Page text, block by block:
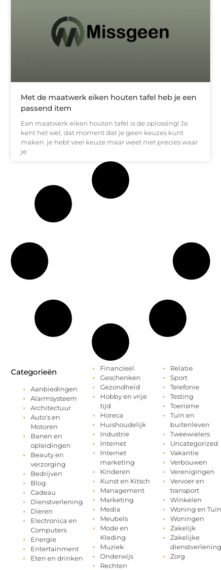
Met de maatwerk eiken houten tafel heb je een
passend item
Een maatwerk eiken houten tafel is de oplossing! Je
kent het wel, dat moment dat je geen keuzes kunt
maken. je hebt veel keuze maar weet niet precies waar
je
Categorieën
Aanbiedingen
Alarmsysteem
Architectuur
Auto's en
Motoren
Banen en
opleidingen
Beauty en
verzorging
Bedrijven
Blog
Cadeau
Dienstverlening
Dieren
Electronica en
Computers
Energie
Entertainment
Eten en drinken
Financieel
Geschenken
Gezondheid
Hobby en vrije
tijd
Horeca
Huishoudelijk
Industrie
Internet
Internet
marketing
Kinderen
Kunst en Kitsch
Management
Marketing
Media
Meubels
Mode en
Kleding
Muziek
Onderwijs
Rechten
Relatie
Sport
Telefonie
Testing
Toerisme
Tuin en
buitenleven
Tweewielers
Uncategorized
Vakantie
Verbouwen
Verenigingen
Vervoer en
transport
Winkelen
Woning en Tuin
Woningen
Zakelijk
Zakelijke
dienstverlening
Zorg